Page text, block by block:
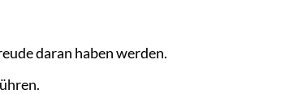
daran haben werden.